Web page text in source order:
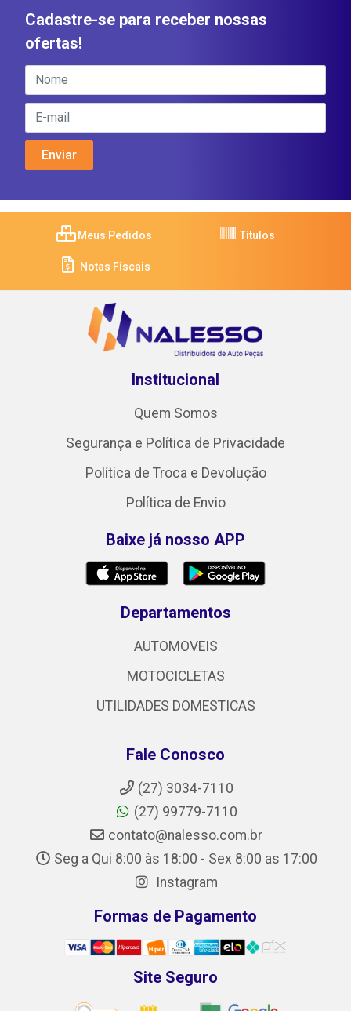
Cadastre-se para receber nossas
ofertas!
Meus Pedidos Títulos
Notas Fiscais
Institucional
Quem Somos
Segurança e Política de Privacidade
Política de Troca e Devolução
Política de Envio
Baixe já nosso APP
Departamentos
AUTOMOVEIS
MOTOCICLETAS
UTILIDADES DOMESTICAS
Fale Conosco
(27) 3034-7110
(27) 99779-7110
contato@nalesso.com.br
Seg a Qui 8:00 às 18:00 - Sex 8:00 as 17:00
Instagram
Formas de Pagamento
Site Seguro